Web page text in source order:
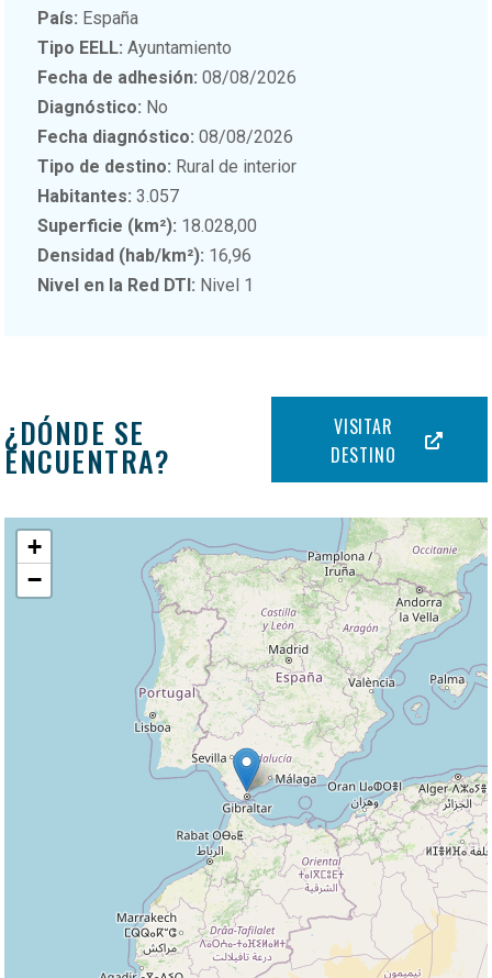
País: España
Tipo EELL: Ayuntamiento
Fecha de adhesión: 08/08/2026
Diagnóstico: No
Fecha diagnóstico: 08/08/2026
Tipo de destino: Rural de interior
Habitantes: 3.057
Superficie (km²): 18.028,00
Densidad (hab/km²): 16,96
Nivel en la Red DTI: Nivel 1
¿DÓNDE SE
ENCUENTRA?
VISITAR
DESTINO
+
−